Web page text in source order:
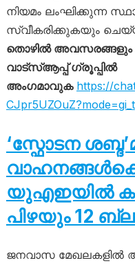
നിയമം ലംഘിക്കുന്ന
സ്വീകരിക്കുകയും
തൊഴിൽ അവസരങ്ങളും
വാട്സ്ആപ്പ് ഗ്രൂപ്പിൽ
അംഗമാവുക https://
CJpr5UZOuZ?mode=gi_t
‘സ്ഫോടന
യുഎഇയിൽ
പിഴയും 12
ജനവാസ മേഖലകളിൽ